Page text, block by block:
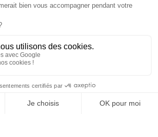
JE DÉCOUVRE LE GROUPE
SUIVEZ-NOUS